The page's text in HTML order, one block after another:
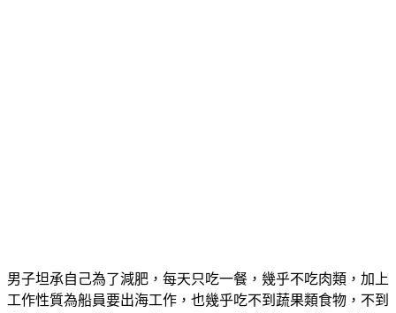
男子坦承自己為了減肥，每天只吃一餐，幾乎不吃肉類，加上
工作性質為船員要出海工作，也幾乎吃不到蔬果類食物，不到